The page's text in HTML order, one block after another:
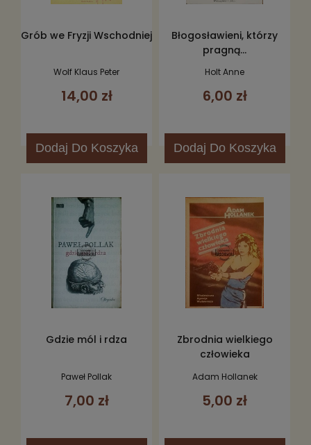
Grób we Fryzji Wschodniej
Wolf Klaus Peter
14,00 zł
Dodaj Do Koszyka
Błogosławieni, którzy
pragną...
Holt Anne
6,00 zł
Dodaj Do Koszyka
Gdzie mól i rdza
Paweł Pollak
7,00 zł
Zbrodnia wielkiego
człowieka
Adam Hollanek
5,00 zł